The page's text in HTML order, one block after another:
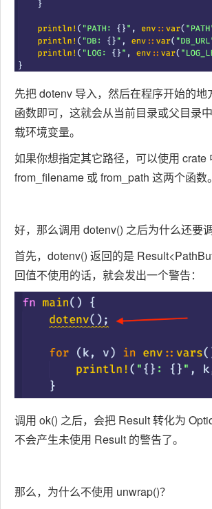
先把 dotenv 导入，然后在程序开始的地
函数即可，这就会从当前目录或父目录
载环境变量。
如果你想指定其它路径，可以使用 crate
from_filename 或 from_path 这两个函数。
好，那么调用 dotenv() 之后为什么还要
首先，dotenv() 返回的是
回值不使用的话，就会发出一个警告：
调用 ok() 之后，会把 Result 转化为
不会产生未使用 Result 的警告了。
那么，为什么不使用 unwrap()？